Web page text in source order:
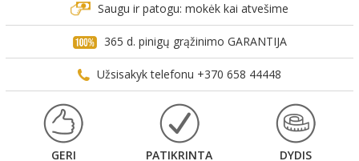
Saugu ir patogu: mokėk kai atvešime
365 d. pinigų grąžinimo GARANTIJA
Užsisakyk telefonu +370 658 44448
GERI
PATIKRINTA
DYDIS